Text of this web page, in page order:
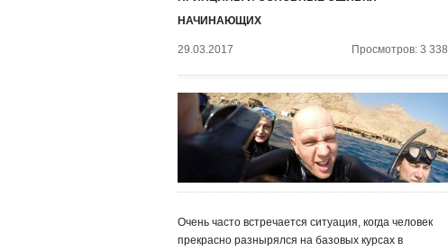
НАЧИНАЮЩИХ
29.03.2017 Просмотров: 3 338
Очень часто встречается ситуация, когда человек
прекрасно разнырялся на базовых курсах в